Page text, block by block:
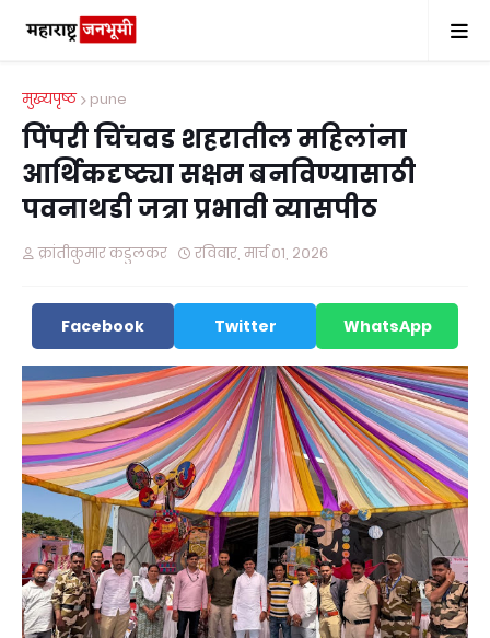
मुख्यपृष्ठ pune
पिंपरी चिंचवड शहरातील महिलांना
आर्थिकदृष्ट्या सक्षम बनविण्यासाठी
पवनाथडी जत्रा प्रभावी व्यासपीठ
क्रांतीकुमार कडुलकर रविवार, मार्च ०१, २०२६
Facebook Twitter WhatsApp